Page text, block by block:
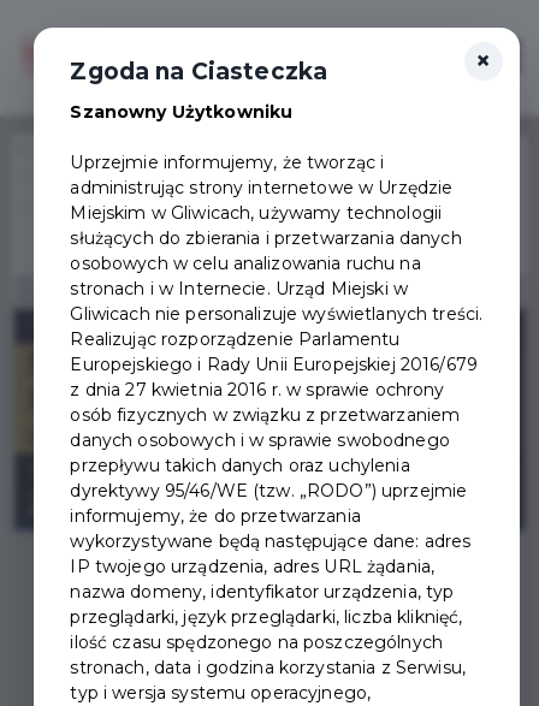
XXXI Międzynarodowy Festiwal Organowy im. Wojciecha Różaka w
Gliwicach
Wydarzenie już się
zakończyło
XXXI MIĘDZYNARODOWY
×
Zgoda na Ciasteczka
Szanowny Użytkowniku
Uprzejmie informujemy, że tworząc i
administrując strony internetowe w Urzędzie
Miejskim w Gliwicach, używamy technologii
służących do zbierania i przetwarzania danych
osobowych w celu analizowania ruchu na
stronach i w Internecie. Urząd Miejski w
Gliwicach nie personalizuje wyświetlanych treści.
Realizując rozporządzenie Parlamentu
Europejskiego i Rady Unii Europejskiej 2016/679
z dnia 27 kwietnia 2016 r. w sprawie ochrony
osób fizycznych w związku z przetwarzaniem
danych osobowych i w sprawie swobodnego
przepływu takich danych oraz uchylenia
dyrektywy 95/46/WE (tzw. „RODO”) uprzejmie
informujemy, że do przetwarzania
wykorzystywane będą następujące dane: adres
IP twojego urządzenia, adres URL żądania,
nazwa domeny, identyfikator urządzenia, typ
przeglądarki, język przeglądarki, liczba kliknięć,
ilość czasu spędzonego na poszczególnych
stronach, data i godzina korzystania z Serwisu,
typ i wersja systemu operacyjnego,